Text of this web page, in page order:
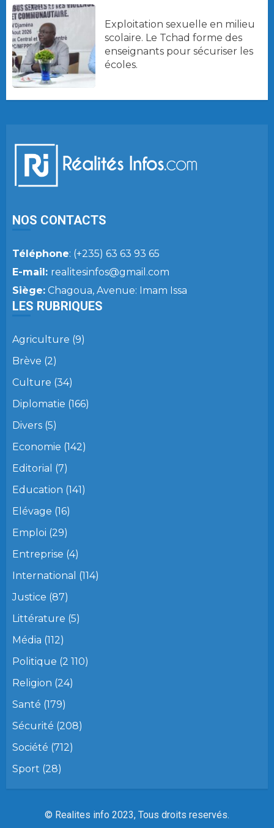
Exploitation sexuelle en milieu
scolaire. Le Tchad forme des
enseignants pour sécuriser les
écoles.
NOS CONTACTS
Téléphone: (+235) 63 63 93 65
E-mail: realitesinfos@gmail.com
Siège: Chagoua, Avenue: Imam Issa
LES RUBRIQUES
Agriculture (9)
Brève (2)
Culture (34)
Diplomatie (166)
Divers (5)
Economie (142)
Editorial (7)
Education (141)
Elévage (16)
Emploi (29)
Entreprise (4)
International (114)
Justice (87)
Littérature (5)
Média (112)
Politique (2 110)
Religion (24)
Santé (179)
Sécurité (208)
Société (712)
Sport (28)